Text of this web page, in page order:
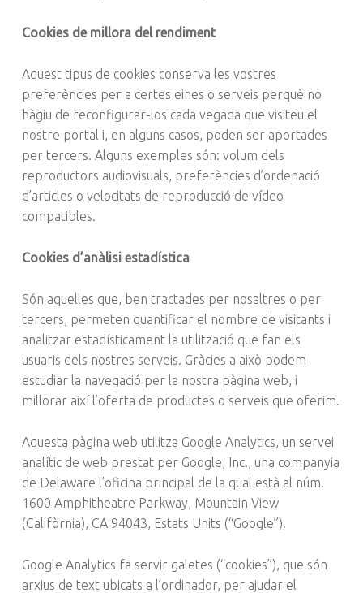
Cookies de millora del rendiment
Aquest tipus de cookies conserva les vostres
preferències per a certes eines o serveis perquè no
hàgiu de reconfigurar-los cada vegada que visiteu el
nostre portal i, en alguns casos, poden ser aportades
per tercers. Alguns exemples són: volum dels
reproductors audiovisuals, preferències d’ordenació
d’articles o velocitats de reproducció de vídeo
compatibles.
Cookies d’anàlisi estadística
Són aquelles que, ben tractades per nosaltres o per
tercers, permeten quantificar el nombre de visitants i
analitzar estadísticament la utilització que fan els
usuaris dels nostres serveis. Gràcies a això podem
estudiar la navegació per la nostra pàgina web, i
millorar així l’oferta de productes o serveis que oferim.
Aquesta pàgina web utilitza Google Analytics, un servei
analític de web prestat per Google, Inc., una companyia
de Delaware l’oficina principal de la qual està al núm.
1600 Amphitheatre Parkway, Mountain View
(Califòrnia), CA 94043, Estats Units (“Google”).
Google Analytics fa servir galetes (“cookies”), que són
arxius de text ubicats a l’ordinador, per ajudar el